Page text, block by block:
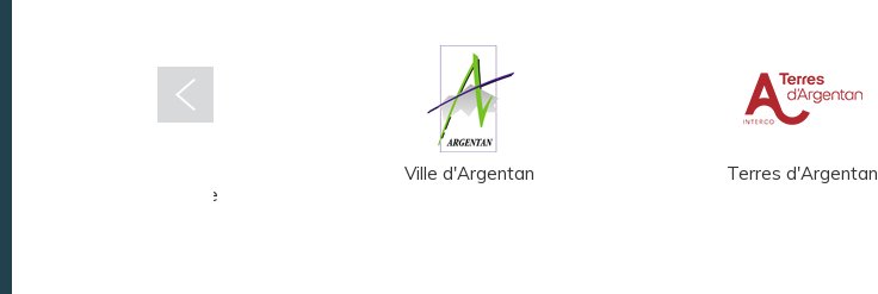
Léger - André Mare
Ville d'Argentan Terres d'Argentan